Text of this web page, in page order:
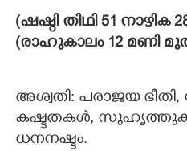
(ഷഷ്ഠി തിഥി 51 നാഴിക
(രാഹുകാലം 12 മണി
അശ്വതി: പരാജയ
കഷ്ടതകൾ,
ധനനഷ്ടം.